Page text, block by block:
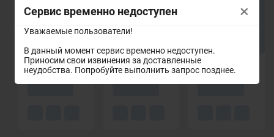
Сервис временно недоступен
Уважаемые пользователи!
В данный момент сервис временно недоступен.
Приносим свои извинения за доставленные
неудобства. Попробуйте выполнить запрос позднее.
×